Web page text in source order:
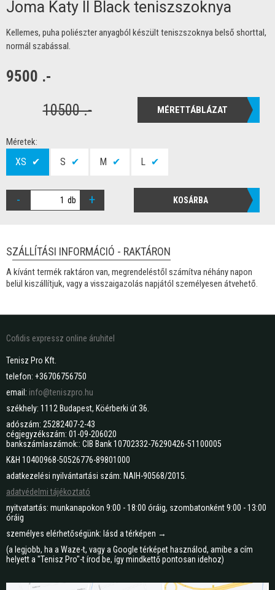
Joma Katy II Black teniszszoknya
Kellemes, puha poliészter anyagból készült teniszszoknya belső shorttal,
normál szabással.
9500 .-
10500 .-
MÉRETTÁBLÁZAT
Méretek:
XS ✔ S ✔ M ✔ L ✔
- db + KOSÁRBA
SZÁLLÍTÁSI INFORMÁCIÓ - RAKTÁRON
A kívánt termék raktáron van, megrendeléstől számítva néhány napon
belül kiszállítjuk, vagy a visszaigazolás napjától személyesen átvehető.
Cofidis expressz online áruhitel
Tenisz Pro Kft.
telefon: +36706756750
email: info@teniszpro.hu
székhely: 1112 Budapest, Köérberki út 36.
adószám: 25282407-2-43
cégjegyzékszám: 01-09-206020
bankszámlaszámok:: CIB Bank 10702332-76290426-51100005
K&H 10400968-50526776-89801000
adatkezelési nyilvántartási szám: NAIH-90568/2015.
adatvédelmi tájékoztató
nyitvatartás: munkanapokon 9:00 - 18:00 óráig, szombatonként 9:00 - 13:00
óráig
személyes elérhetőségünk: lásd a térképen →
(a legjobb, ha a Waze-t, vagy a Google térképet használod, amibe a cím
helyett a "Tenisz Pro"-t írod be, így mindkettő pontosan idehoz)